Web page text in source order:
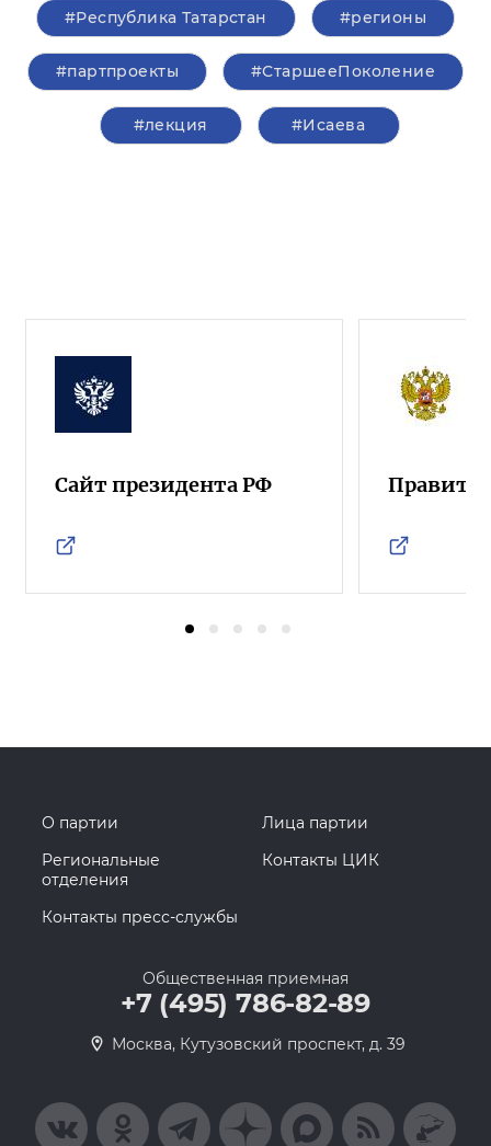
#Республика Татарстан #регионы
#партпроекты #СтаршееПоколение
#лекция #Исаева
Сайт президента РФ
О партии
Лица партии
Региональные
отделения
Контакты ЦИК
Контакты пресс-службы
Общественная приемная
+7 (495) 786-82-89
Москва, Кутузовский проспект, д. 39